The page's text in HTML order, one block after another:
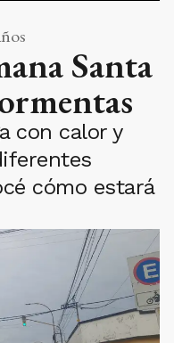
Santa
con calor y
cómo estará